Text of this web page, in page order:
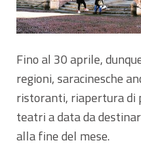
Fino al 30 aprile,
regioni, saracinesche
ristoranti, riapertura di
teatri a data da
alla fine del mese.